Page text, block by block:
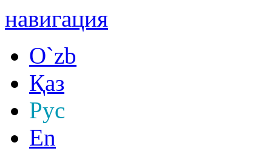
навигация
O`zb
Қаз
Рус
En